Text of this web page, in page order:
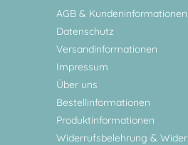
AGB & Kundeninformationen
Datenschutz
Versandinformationen
Impressum
Über uns
Bestellinformationen
Produktinformationen
Widerrufsbelehrung &